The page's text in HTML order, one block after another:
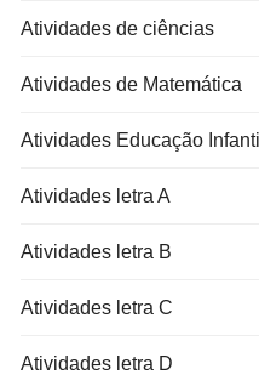
Atividades de ciências
Atividades de Matemática
Atividades Educação Infantil
Atividades letra A
Atividades letra B
Atividades letra C
Atividades letra D